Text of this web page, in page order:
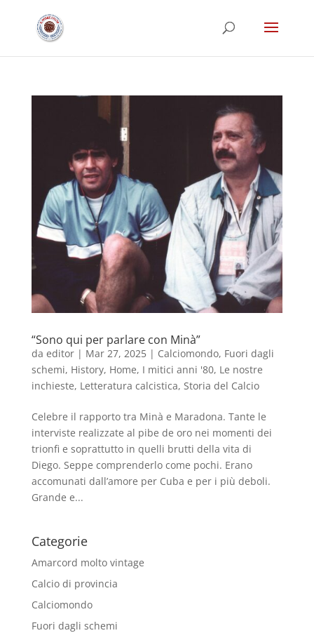
“Sono qui per parlare con Minà”
da editor| Mar 27, 2025| Calciomondo, Fuori dagli
schemi, History, Home, I mitici anni '80, Le nostre
inchieste, Letteratura calcistica, Storia del Calcio
Celebre il rapporto tra Minà e Maradona. Tante le
interviste realizzate al pibe de oro nei momenti dei
trionfi e soprattutto in quelli brutti della vita di
Diego. Seppe comprenderlo come pochi. Erano
accomunati dall’amore per Cuba e per i più deboli.
Grande e...
Categorie
Amarcord molto vintage
Calcio di provincia
Calciomondo
Fuori dagli schemi